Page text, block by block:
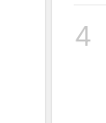
4